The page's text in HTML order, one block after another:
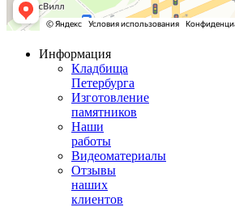
Информация
Кладбища
Петербурга
Изготовление
памятников
Наши
работы
Видеоматериалы
Отзывы
наших
клиентов